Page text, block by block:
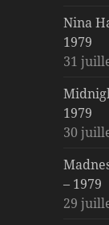
Nina
1979
31
1979
30
– 1979
29